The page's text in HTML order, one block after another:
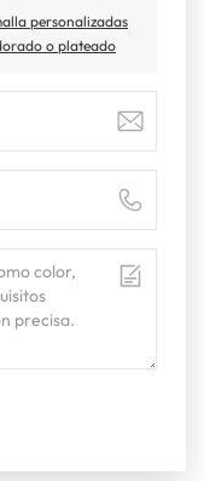
personalizadas
o plateado